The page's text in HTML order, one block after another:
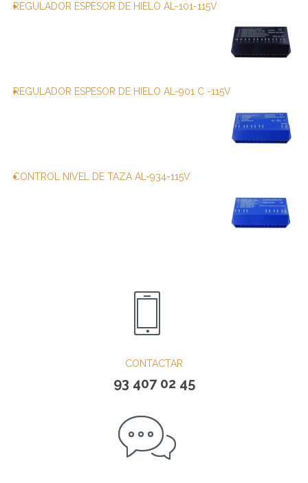
REGULADOR ESPESOR DE HIELO AL-101-115V
REGULADOR ESPESOR DE HIELO AL-901 C -115V
CONTROL NIVEL DE TAZA AL-934-115V
CONTACTAR
93 407 02 45